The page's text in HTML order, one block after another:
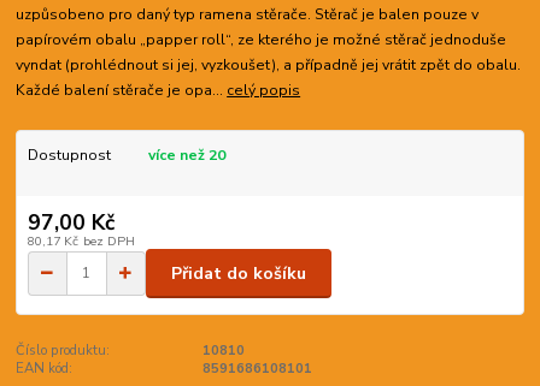
uzpůsobeno pro daný typ ramena stěrače. Stěrač je balen pouze v
papírovém obalu „papper roll“, ze kterého je možné stěrač jednoduše
vyndat (prohlédnout si jej, vyzkoušet), a případně jej vrátit zpět do obalu.
Každé balení stěrače je opa... celý popis
Dostupnost více než 20
97,00 Kč
80,17 Kč bez DPH
Přidat do košíku
Číslo produktu:
10810
EAN kód:
8591686108101